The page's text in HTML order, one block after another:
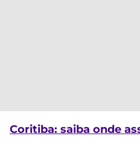
Coritiba: saiba onde